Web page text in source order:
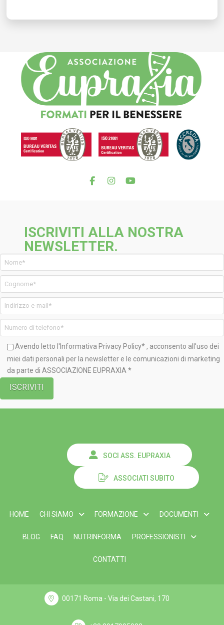
ISCRIVITI ALLA NOSTRA
NEWSLETTER.
Avendo letto l'Informativa Privacy Policy*, acconsento all'uso dei
miei dati personali per la newsletter e le comunicazioni di marketing
da parte di ASSOCIAZIONE EUPRAXIA *
SOCI ASS. EUPRAXIA
ASSOCIATI SUBITO
HOME CHI SIAMO FORMAZIONE DOCUMENTI
BLOG FAQ NUTRINFORMA PROFESSIONISTI
CONTATTI
00171 Roma - Via dei Castani, 170